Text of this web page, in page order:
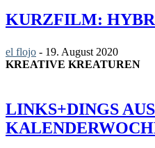
KURZFILM:
el flojo - 19. August 2020
KREATIVE KREATUREN
LINKS+DINGS